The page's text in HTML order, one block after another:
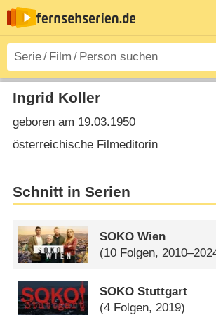
Ingrid Koller
geboren am 19.03.1950
österreichische Filmeditorin
Schnitt in Serien
SOKO Wien
(10 Folgen,
SOKO Stuttgart
(4 Folgen, 2019)